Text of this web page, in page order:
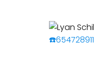
☎️654728911